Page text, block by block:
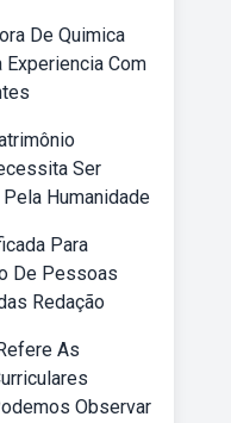
De Quimica
Experiencia Com
Ser
Humanidade
Para
De Pessoas
Redação
As
Observar